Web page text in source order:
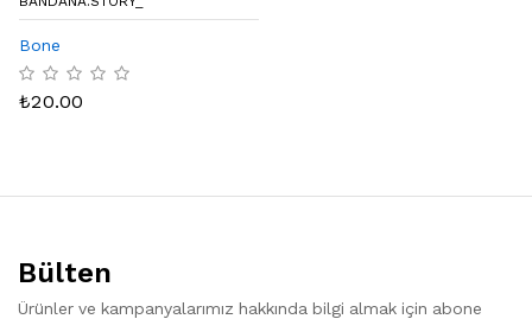
Bone
₺20.00
Bülten
Ürünler ve kampanyalarımız hakkında bilgi almak için abone